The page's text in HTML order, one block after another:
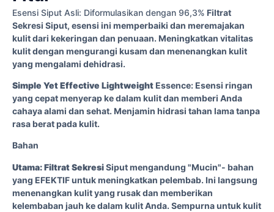
Esensi Siput Asli: Diformulasikan dengan 96,3% Filtrat
Sekresi Siput, esensi ini memperbaiki dan meremajakan
kulit dari kekeringan dan penuaan. Meningkatkan vitalitas
kulit dengan mengurangi kusam dan menenangkan kulit
yang mengalami dehidrasi.
Simple Yet Effective Lightweight Essence: Esensi ringan
yang cepat menyerap ke dalam kulit dan memberi Anda
cahaya alami dan sehat. Menjamin hidrasi tahan lama tanpa
rasa berat pada kulit.
Bahan
Utama: Filtrat SekresiSiput mengandung "Mucin"- bahan
yang EFEKTIF untuk meningkatkan pelembab. Ini langsung
menenangkan kulit yang rusak dan memberikan
kelembaban jauh ke dalam kulit Anda. Sempurna untuk kulit